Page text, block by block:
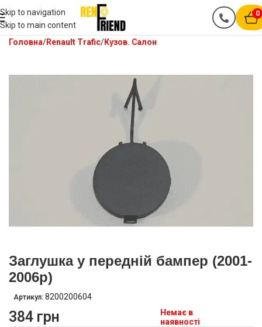
Skip to navigation
Skip to main content
0
Головна Renault Trafic Кузов. Салон
Заглушка у передній бампер (2001-
2006р)
Артикул: 8200200604
384 грн
Немає в
наявності